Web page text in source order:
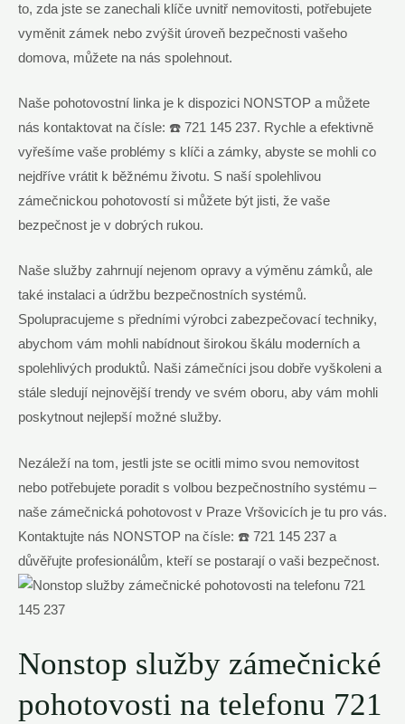
to,​ zda jste se zanechali klíče uvnitř nemovitosti, potřebujete
vyměnit zámek nebo zvýšit úroveň bezpečnosti ‍vašeho
domova, můžete​ na nás spolehnout.
Naše⁤ pohotovostní linka je k dispozici NONSTOP ‌a můžete ​
nás ‌kontaktovat na čísle: ☎️ 721 145 237. Rychle a efektivně‌
vyřešíme ⁤vaše problémy s klíči a ​zámky, abyste se‌ mohli co
nejdříve vrátit k běžnému životu. S naší spolehlivou
zámečnickou pohotovostí​ si můžete být jisti, ​že vaše
bezpečnost ⁣je v dobrých rukou.
Naše služby zahrnují nejenom opravy a‌ výměnu zámků, ale
také instalaci a údržbu bezpečnostních systémů.
Spolupracujeme s předními výrobci zabezpečovací techniky,
abychom vám mohli nabídnout širokou škálu moderních a
spolehlivých produktů. Naši zámečníci‍ jsou dobře vyškoleni a
stále sledují nejnovější ⁣trendy ⁢ve svém oboru, aby vám mohli
poskytnout nejlepší možné⁣ služby.
Nezáleží ‍na‍ tom, jestli ⁤jste ‌se ocitli mimo svou nemovitost
nebo potřebujete ⁣poradit s volbou bezpečnostního systému –
naše zámečnická⁢ pohotovost v Praze Vršovicích je tu pro vás.
Kontaktujte nás NONSTOP ⁤na čísle: ☎️⁢ 721 145 237⁢ a
důvěřujte profesionálům, kteří se postarají ‍o vaši bezpečnost.
Nonstop služby zámečnické
pohotovosti na telefonu 721